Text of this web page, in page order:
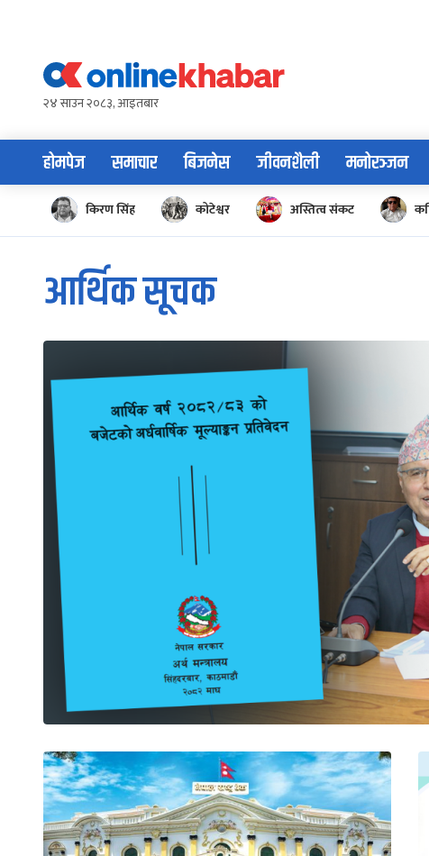
content२४ साउन २०८३, आइतबार
होमपेज समाचार बिजनेस जीवनशैली मनोरञ्जन
किरण सिंह कोटेश्वर अस्तित्व संकट
आर्थिक सूचक